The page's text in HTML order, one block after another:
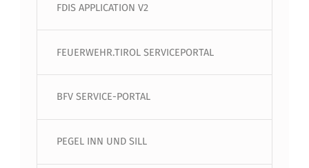
FDIS APPLICATION V2
FEUERWEHR.TIROL SERVICEPORTAL
BFV SERVICE-PORTAL
PEGEL INN UND SILL